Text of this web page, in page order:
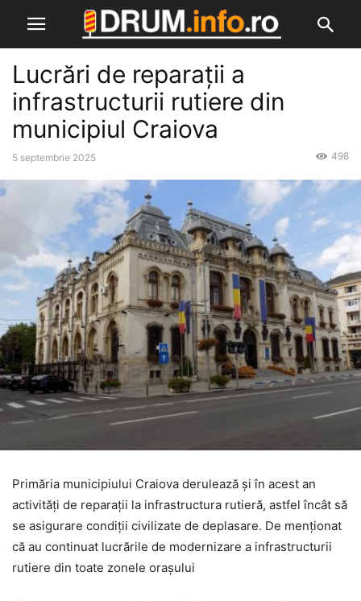
Lucrări de reparații a
infrastructurii rutiere din
municipiul Craiova
5 septembrie 2025 498
Primăria municipiului Craiova derulează și în acest an
activități de reparații la infrastructura rutieră, astfel încât să
se asigurare condiții civilizate de deplasare. De menționat
că au continuat lucrările de modernizare a infrastructurii
rutiere din toate zonele orașului